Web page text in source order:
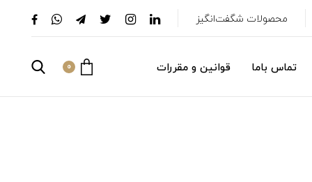
محصولات شگفت‌انگیز
تماس باما قوانین و مقررات 0